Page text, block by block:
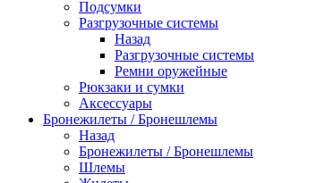
Подсумки
Разгрузочные системы
Назад
Разгрузочные системы
Ремни оружейные
Рюкзаки и сумки
Аксессуары
Бронежилеты / Бронешлемы
Назад
Бронежилеты / Бронешлемы
Шлемы